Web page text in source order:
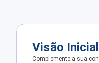
Visão Inicial
Complemente a sua